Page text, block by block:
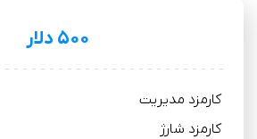
۵۰۰ دلار
کارمزد مدیریت
کارمزد شارژ